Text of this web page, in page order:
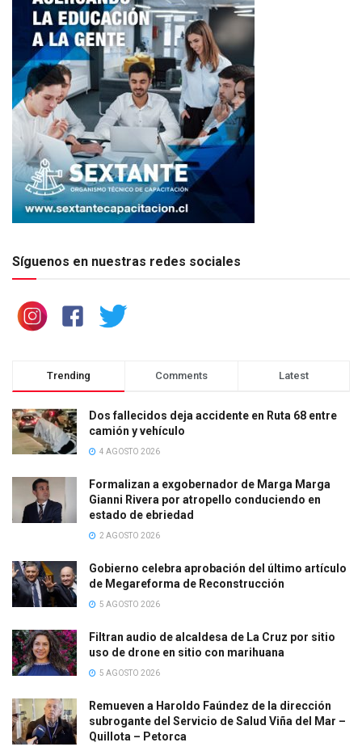
Síguenos en nuestras redes sociales
Trending Comments Latest
Dos fallecidos deja accidente en Ruta 68 entre
camión y vehículo
4 AGOSTO 2026
Formalizan a exgobernador de Marga Marga
Gianni Rivera por atropello conduciendo en
estado de ebriedad
2 AGOSTO 2026
Gobierno celebra aprobación del último artículo
de Megareforma de Reconstrucción
5 AGOSTO 2026
Filtran audio de alcaldesa de La Cruz por sitio
uso de drone en sitio con marihuana
5 AGOSTO 2026
Remueven a Haroldo Faúndez de la dirección
subrogante del Servicio de Salud Viña del Mar –
Quillota – Petorca